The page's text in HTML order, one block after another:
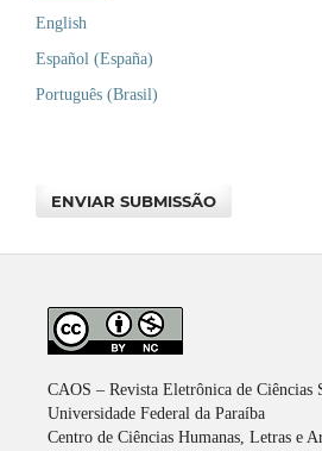
English
Español (España)
Português (Brasil)
ENVIAR SUBMISSÃO
CAOS – Revista Eletrônica de Ciências
Universidade Federal da Paraíba
Centro de Ciências Humanas, Letras e